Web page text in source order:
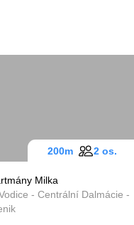
Milka
- Centrální Dalmácie -
200m 2 os.